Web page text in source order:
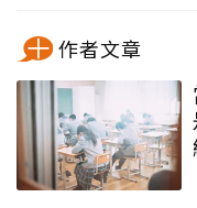
作者文章